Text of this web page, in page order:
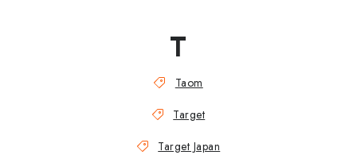
T
Taom
Target
Target Japan